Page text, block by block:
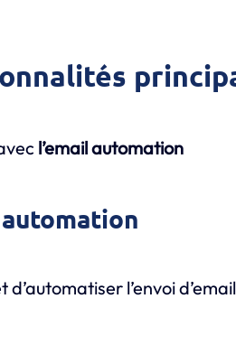
l’email automation
l’envoi